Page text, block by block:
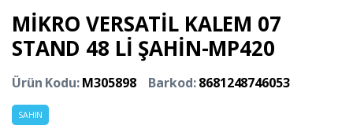
MİKRO VERSATİL KALEM 07
STAND 48 Lİ ŞAHİN-MP420
Ürün Kodu:M305898 Barkod:8681248746053
SAHIN